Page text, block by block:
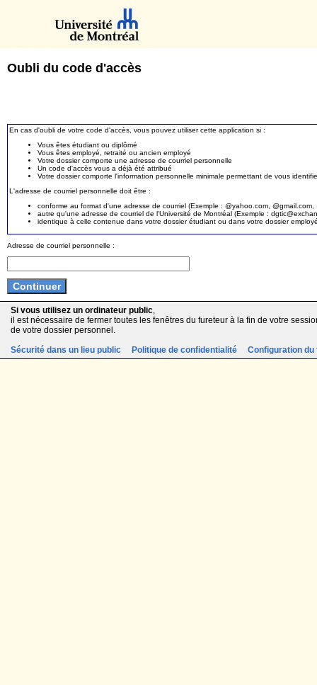
Oubli du code d'accès
En cas d'oubli de votre code d'accès, vous pouvez utiliser cette application si :
Vous êtes étudiant ou diplômé
Vous êtes employé, retraité ou ancien employé
Votre dossier comporte une adresse de courriel personnelle
Un code d'accès vous a déjà été attribué
Votre dossier comporte l'information personnelle minimale permettant de vous
L'adresse de courriel personnelle doit être :
conforme au format d'une adresse de courriel (Exemple : @yahoo.com,
autre qu'une adresse de courriel de l'Université de Montréal (Exemple :
identique à celle contenue dans votre dossier étudiant ou dans votre dossier
Adresse de courriel personnelle :
Si vous utilisez un ordinateur public,
il est nécessaire de fermer toutes les fenêtres du fureteur à la fin de votre
de votre dossier personnel.
Sécurité dans un lieu public
Politique de confidentialité Configuration du